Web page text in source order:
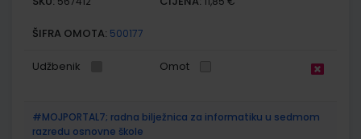
ŠIFRA OMOTA: 500177
Udžbenik Omot
#MOJPORTAL7; radna bilježnica za informatiku u sedmom
razredu osnovne škole